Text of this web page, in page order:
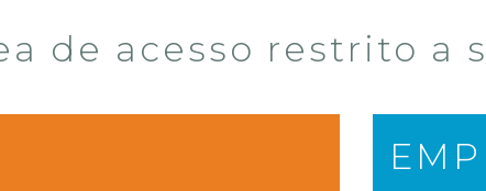
de acesso restrito a